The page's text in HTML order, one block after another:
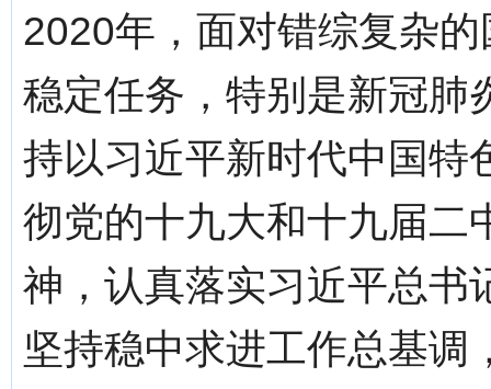
2020年，面对错综复杂
稳定任务，特别是新冠肺
持以习近平新时代中国特
彻党的十九大和十九届二
神，认真落实习近平总书
坚持稳中求进工作总基调